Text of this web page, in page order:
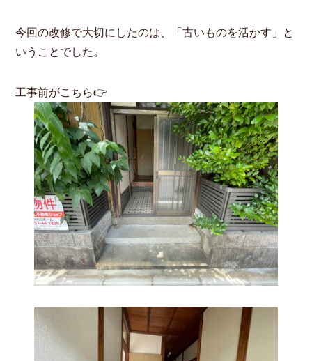
今回の改修で大切にしたのは、「古いものを活かす」と
いうことでした。
工事前がこちら👉